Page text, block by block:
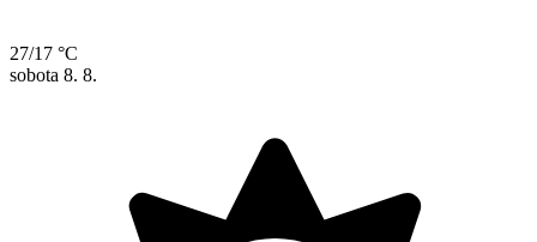
27/17 °C
sobota 8. 8.